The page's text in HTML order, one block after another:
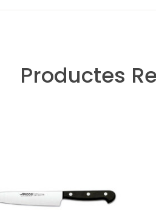
Productes